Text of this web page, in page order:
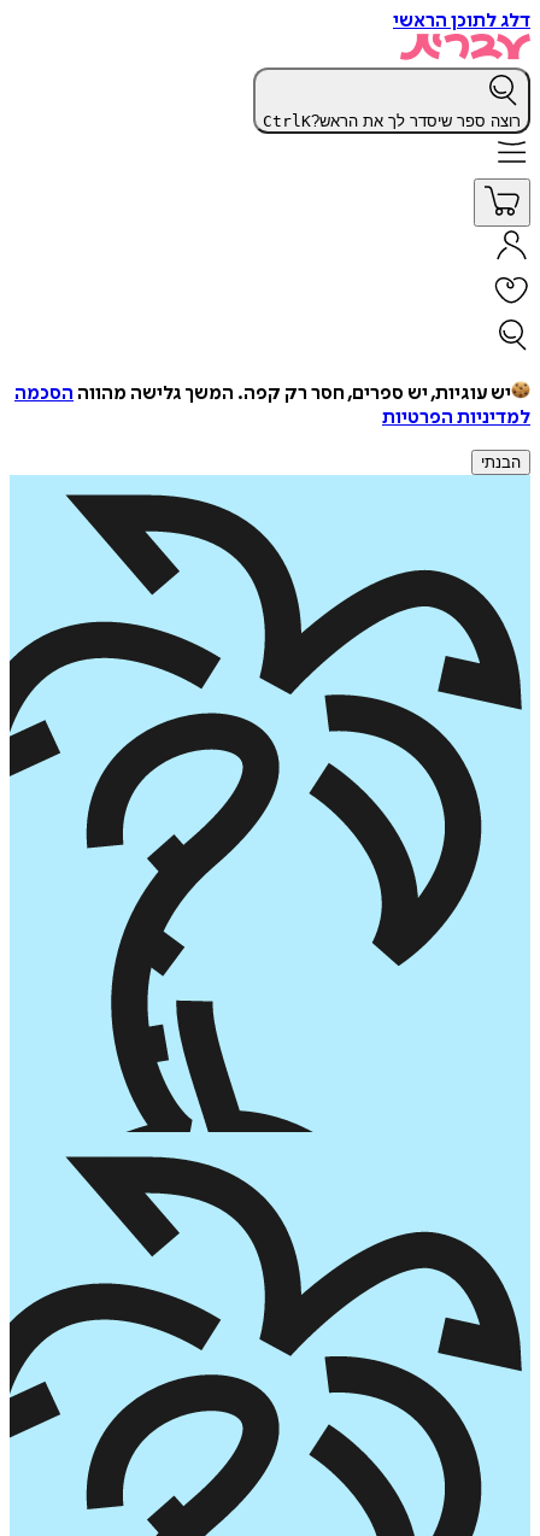
דלג לתוכן הראשי
רוצה ספר שיסדר לך את הראש? CtrlK
יש עוגיות, יש ספרים, חסר רק קפה. המשך גלישה מהווה הסכמה
למדיניות הפרטיות
הבנתי